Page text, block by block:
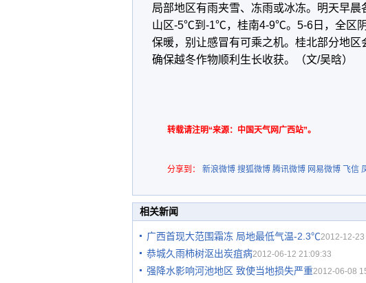
局部地区有雨夹雪、冻雨或冰冻。明天早
山区-5℃到-1℃，桂南4-9℃。5-6日，全区
保暖，别让感冒有可乘之机。桂北部分地区
确保越冬作物顺利生长收获。（文/吴晗）
转载请注明“来源：中国天气网广西站”。
分享到：
新浪微博 搜狐微博 腾讯微博 网易微博 飞信
相关新闻
广西首现大范围霜冻 局地最低气温-2.3℃2012-12-23
恭城久雨柿树沤出炭疽病2012-06-12 21:09:33
强降水影响河池地区 致使当地损失严重2012-06-08